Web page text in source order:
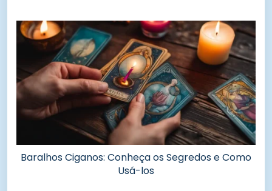
Baralhos Ciganos: Conheça os Segredos e Como
Usá-los